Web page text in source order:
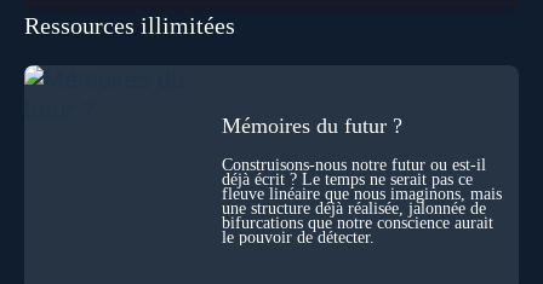
les pensées d’autrui ? Que deviennent l’espace, le temps… et
disparaître ? Au fil de cet échange, Nicolas raconte ses
expériences les plus troublantes : visions vérifiées,
durant ses sorties, protocoles scientifiques… et toujours, cette
! Sommes-nous à l’aube d’une révolution de la conscience ?
Sans doute. Mais encore faut-il accepter d’explorer ces
territoires avec lucidité, et rigueur…
Ressources illimitées
Mémoires du futur ?
Construisons-nous notre futur ou est-il
déjà écrit ? Le temps ne serait pas ce
fleuve linéaire que nous imaginons, mais
une structure déjà réalisée, jalonnée de
bifurcations que notre conscience aurait
le pouvoir de détecter.